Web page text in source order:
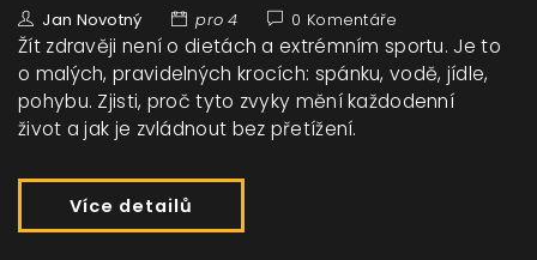
Jan Novotný pro 4 0 Komentáře
Žít zdravěji není o dietách a extrémním sportu. Je to
o malých, pravidelných krocích: spánku, vodě, jídle,
pohybu. Zjisti, proč tyto zvyky mění každodenní
život a jak je zvládnout bez přetížení.
Více detailů